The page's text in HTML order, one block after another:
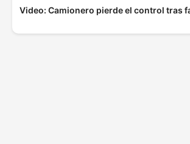
Video: Camionero pierde el control tras